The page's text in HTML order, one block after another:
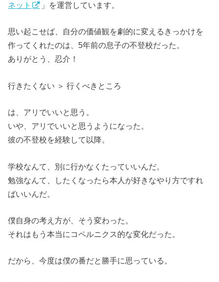
ネット
」を運営しています。
思い起こせば、自分の価値観を劇的に変えるきっかけを
作ってくれたのは、5年前の息子の不登校だった。
ありがとう、忍介！
行きたくない ＞ 行くべきところ
は、アリでいいと思う。
いや、アリでいいと思うようになった。
彼の不登校を経験して以降。
学校なんて、別に行かなくたっていいんだ。
勉強なんて、したくなったら本人が好きなやり方ですれ
ばいいんだ。
僕自身の考え方が、そう変わった。
それはもう本当にコペルニクス的な変化だった。
だから、今度は僕の番だと勝手に思っている。